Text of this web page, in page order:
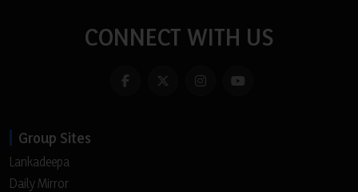
CONNECT WITH US
Group Sites
Lankadeepa
Daily Mirror